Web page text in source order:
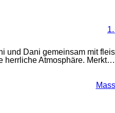
und Dani gemeinsam mit
herrliche Atmosphäre. Merkt…